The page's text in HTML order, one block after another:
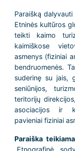
Paraišką dalyvauti
Etninės kultūros
teikti kaimo
kaimiškose
asmenys (fiziniai
bendruomenės.
suderinę su jais,
seniūnijos,
teritorijų
asociacijos ir
pavieniai fiziniai
Paraiška
„Etnografinė